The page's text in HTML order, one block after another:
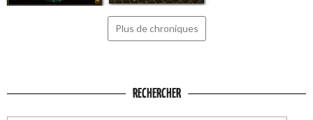
Plus de chroniques
RECHERCHER